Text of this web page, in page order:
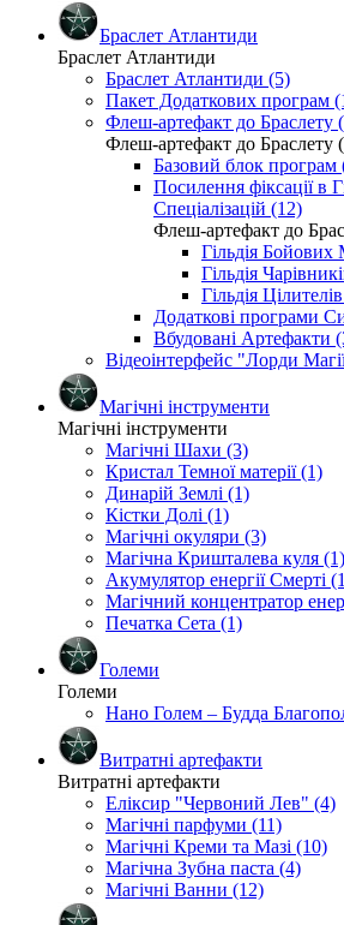
Браслет Атлантиди
Браслет Атлантиди
Браслет Атлантиди (5)
Пакет Додаткових програм
Флеш-артефакт до Браслету
Флеш-артефакт до Браслету
Базовий блок програм
Посилення фіксації в
Спеціалізацій (12)
Флеш-артефакт до
Гільдія Бойових
Гільдія
Гільдія
Додаткові програми
Вбудовані Артефакти
Відеоінтерфейс "Лорди
Магічні інструменти
Магічні інструменти
Магічні Шахи (3)
Кристал Темної матерії (1)
Динарій Землі (1)
Кістки Долі (1)
Магічні окуляри (3)
Магічна Кришталева куля (1)
Акумулятор енергії Смерті
Магічний концентратор
Печатка Сета (1)
Големи
Големи
Нано Голем – Будда
Витратні артефакти
Витратні артефакти
Еліксир "Червоний Лев" (4)
Магічні парфуми (11)
Магічні Креми та Мазі (10)
Магічна Зубна паста (4)
Магічні Ванни (12)